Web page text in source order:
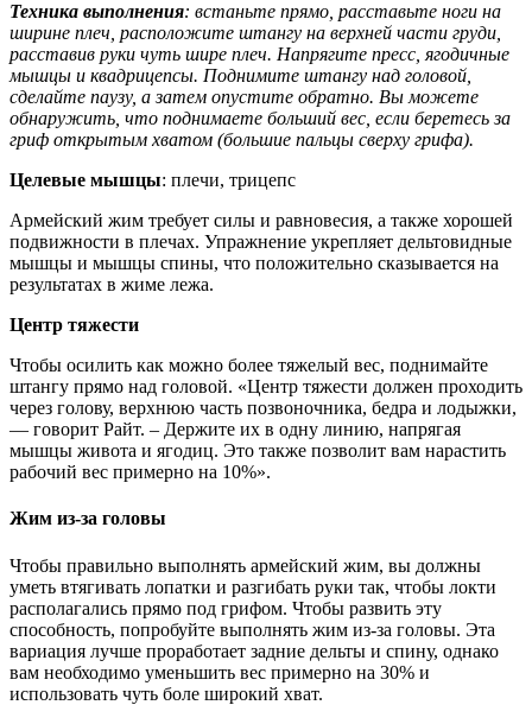
Техника выполнения: встаньте прямо, расставьте ноги на
ширине плеч, расположите штангу на верхней части груди,
расставив руки чуть шире плеч. Напрягите пресс, ягодичные
мышцы и квадрицепсы. Поднимите штангу над головой,
сделайте паузу, а затем опустите обратно. Вы можете
обнаружить, что поднимаете больший вес, если беретесь за
гриф открытым хватом (большие пальцы сверху грифа).
Целевые мышцы: плечи, трицепс
Армейский жим требует силы и равновесия, а также хорошей
подвижности в плечах. Упражнение укрепляет дельтовидные
мышцы и мышцы спины, что положительно сказывается на
результатах в жиме лежа.
Центр тяжести
Чтобы осилить как можно более тяжелый вес, поднимайте
штангу прямо над головой. «Центр тяжести должен проходить
через голову, верхнюю часть позвоночника, бедра и лодыжки,
— говорит Райт. – Держите их в одну линию, напрягая
мышцы живота и ягодиц. Это также позволит вам нарастить
рабочий вес примерно на 10%».
Жим из-за головы
Чтобы правильно выполнять армейский жим, вы должны
уметь втягивать лопатки и разгибать руки так, чтобы локти
располагались прямо под грифом. Чтобы развить эту
способность, попробуйте выполнять жим из-за головы. Эта
вариация лучше проработает задние дельты и спину, однако
вам необходимо уменьшить вес примерно на 30% и
использовать чуть боле широкий хват.